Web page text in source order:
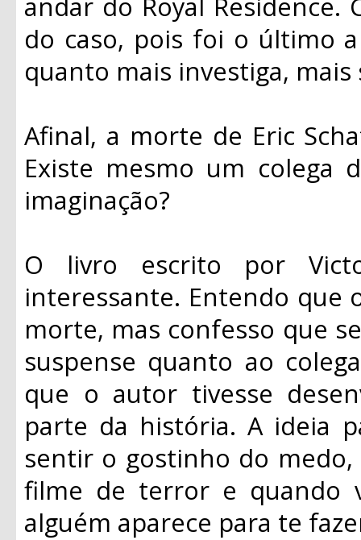
do caso, pois foi o último
quanto mais investiga,
Afinal, a morte de Eric
Existe mesmo um
imaginação?
O livro escrito por
interessante. Entendo que
morte, mas confesso que
suspense quanto ao
que o autor tivesse
parte da história. A ideia
sentir o gostinho do
filme de terror e quando
alguém aparece para te